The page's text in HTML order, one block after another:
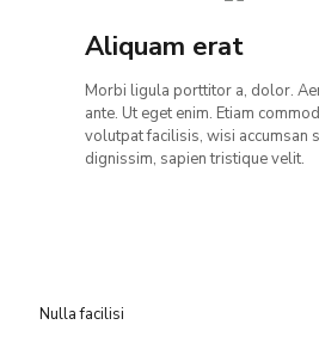
Aliquam erat
Morbi ligula porttitor a, dolor.
ante. Ut eget enim. Etiam
volutpat facilisis, wisi accumsan
dignissim, sapien tristique velit.
Nulla facilisi